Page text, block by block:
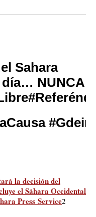
Sahara
NUNCA
#
#
la decisión del
el Sáhara Occidental
Press Service2